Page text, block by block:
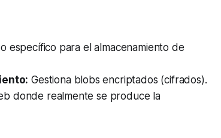
específico para el almacenamiento de
Gestiona blobs encriptados (cifrados).
donde realmente se produce la